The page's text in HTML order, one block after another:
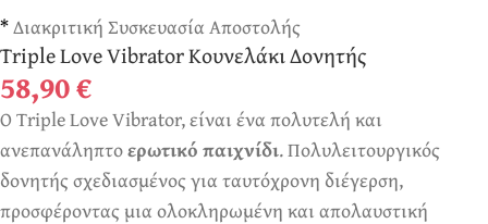
*Διακριτική Συσκευασία Αποστολής
Triple Love Vibrator Κουνελάκι Δονητής
58,90€
Ο Triple Love Vibrator, είναι ένα πολυτελή και
ανεπανάληπτοερωτικό παιχνίδι. Πολυλειτουργικός
δονητής σχεδιασμένος για ταυτόχρονη διέγερση,
προσφέροντας μια ολοκληρωμένη και απολαυστική